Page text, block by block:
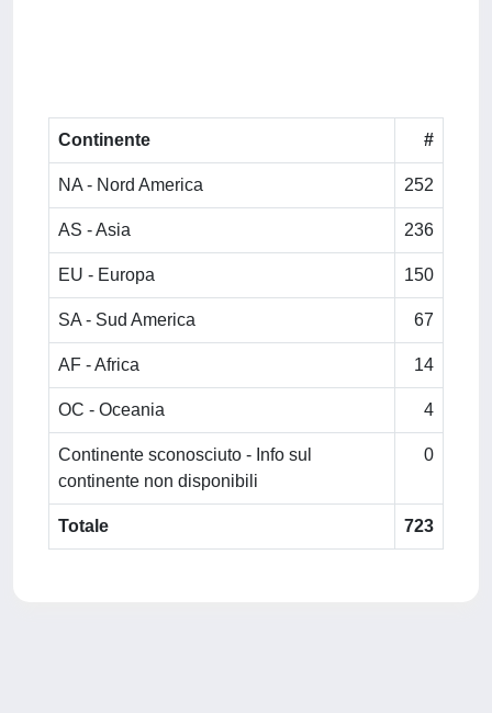
Continente #
NA - Nord America 252
AS - Asia 236
EU - Europa 150
SA - Sud America 67
AF - Africa 14
OC - Oceania 4
Continente sconosciuto - Info sul
continente non disponibili
0
Totale 723